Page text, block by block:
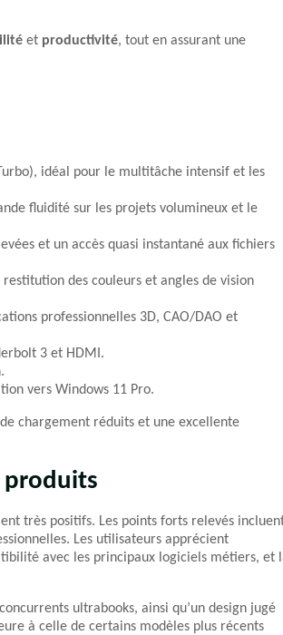
et productivité, tout en assurant une
idéal pour le multitâche intensif et les
fluidité sur les projets volumineux et le
et un accès quasi instantané aux fichiers
des couleurs et angles de vision
professionnelles 3D, CAO/DAO et
3 et HDMI.
vers Windows 11 Pro.
chargement réduits et une excellente
produits
très positifs. Les points forts relevés
Les utilisateurs apprécient
avec les principaux logiciels métiers, et
ultrabooks, ainsi qu’un design jugé
à celle de certains modèles plus récents